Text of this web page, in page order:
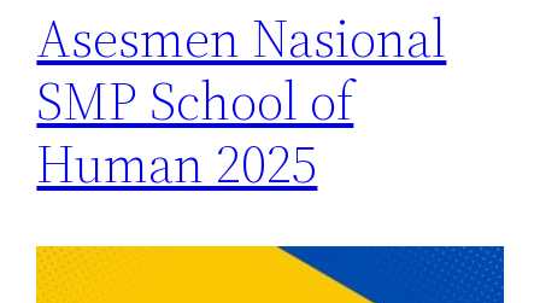
Asesmen Nasional
SMP School of
Human 2025